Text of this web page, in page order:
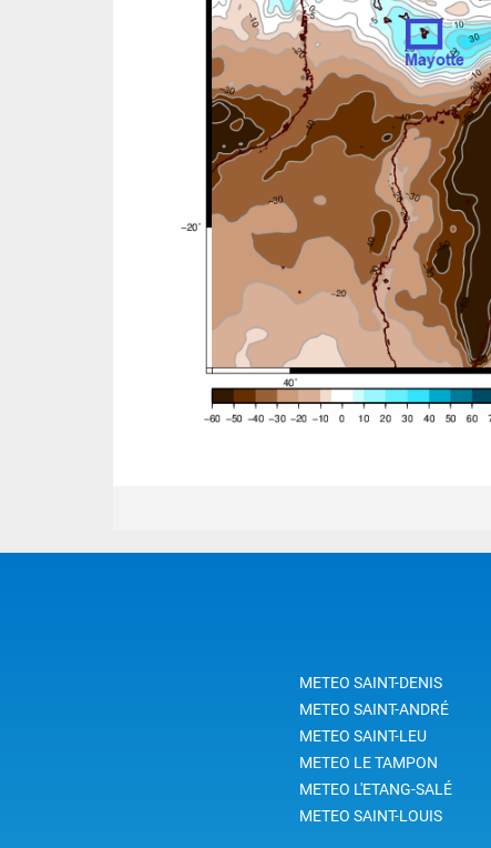
METEO SAINT-DENIS
METEO SAINT-ANDRÉ
METEO SAINT-LEU
METEO LE TAMPON
METEO L'ETANG-SALÉ
METEO SAINT-LOUIS